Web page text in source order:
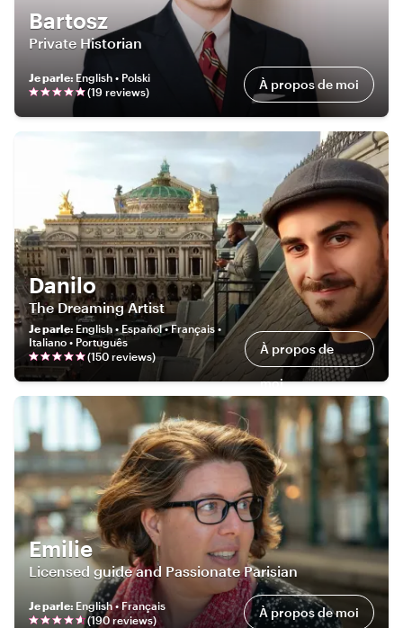
Bartosz
Private Historian
Je parle: English • Polski
(19 reviews) À propos de moi
Danilo
The Dreaming Artist
Je parle: English • Español • Français •
Italiano • Português
(150 reviews) À propos de
moi
Emilie
Licensed guide and Passionate Parisian
Je parle: English • Français
(190reviews) À propos de moi